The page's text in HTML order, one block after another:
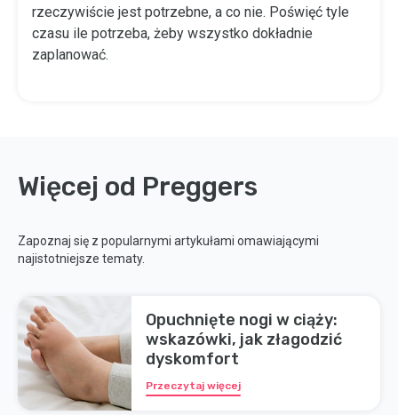
rzeczywiście jest potrzebne, a co nie. Poświęć tyle
czasu ile potrzeba, żeby wszystko dokładnie
zaplanować.
Więcej od Preggers
Zapoznaj się z popularnymi artykułami omawiającymi
najistotniejsze tematy.
Opuchnięte nogi w ciąży:
wskazówki, jak złagodzić
dyskomfort
Przeczytaj więcej